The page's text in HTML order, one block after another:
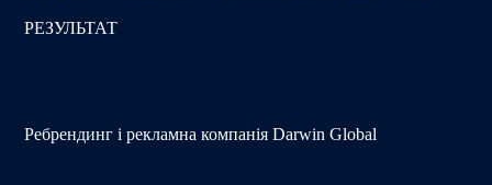
РЕЗУЛЬТАТ
Ребрендинг і рекламна компанія Darwin Global